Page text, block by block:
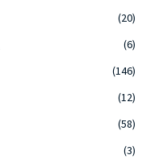
(20)
(6)
(146)
(12)
(58)
(3)